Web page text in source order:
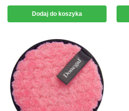
Dodaj do koszyka